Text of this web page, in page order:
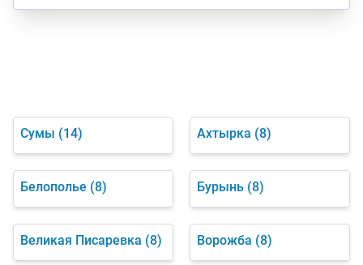
Сумы (14) Ахтырка (8)
Белополье (8) Бурынь (8)
Великая Писаревка (8) Ворожба (8)